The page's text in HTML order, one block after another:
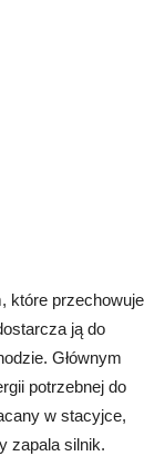
które przechowuje
ją do
Głównym
potrzebnej do
w stacyjce,
zapala silnik.